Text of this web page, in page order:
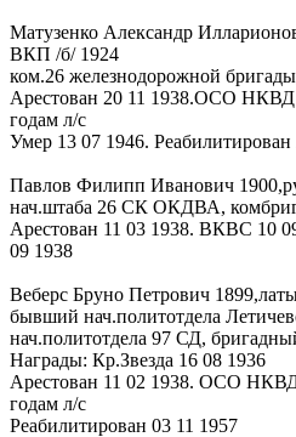
Матузенко Александр
ВКП /б/ 1924
ком.26 железнодорожной
Арестован 20 11 1938.ОСО НКВД
годам л/с
Умер 13 07 1946. Реабилитирован
Павлов Филипп Иванович
нач.штаба 26 СК ОКДВА,
Арестован 11 03 1938. ВКВС 10
09 1938
Веберс Бруно Петрович
бывший нач.политотдела
нач.политотдела 97 СД,
Награды: Кр.Звезда 16 08 1936
Арестован 11 02 1938. ОСО
годам л/с
Реабилитирован 03 11 1957